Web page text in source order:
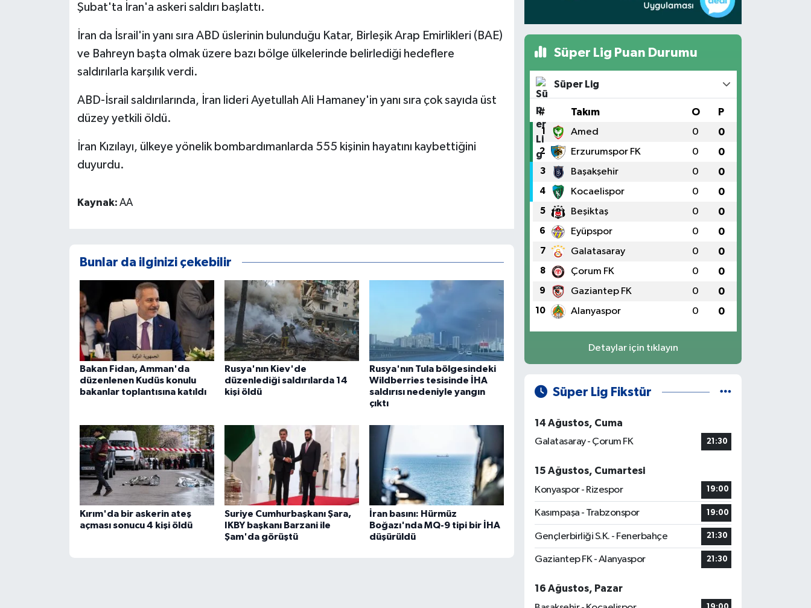
Şubat'ta İran'a askeri saldırı başlattı.
İran da İsrail'in yanı sıra ABD üslerinin bulunduğu Katar, Birleşik Arap Emirlikleri (BAE)
ve Bahreyn başta olmak üzere bazı bölge ülkelerinde belirlediği hedeflere
saldırılarla karşılık verdi.
ABD-İsrail saldırılarında, İran lideri Ayetullah Ali Hamaney'in yanı sıra çok sayıda üst
düzey yetkili öldü.
İran Kızılayı, ülkeye yönelik bombardımanlarda 555 kişinin hayatını kaybettiğini
duyurdu.
Kaynak: AA
Bunlar da ilginizi çekebilir
Bakan Fidan, Amman'da
düzenlenen Kudüs konulu
bakanlar toplantısına katıldı
Rusya'nın Kiev'de
düzenlediği saldırılarda 14
kişi öldü
Rusya'nın Tula bölgesindeki
Wildberries tesisinde İHA
saldırısı nedeniyle yangın
çıktı
Kırım'da bir askerin ateş
açması sonucu 4 kişi öldü
Suriye Cumhurbaşkanı Şara,
IKBY başkanı Barzani ile
Şam'da görüştü
İran basını: Hürmüz
Boğazı'nda MQ-9 tipi bir İHA
düşürüldü
Süper Lig Puan Durumu
Süper Lig
# Takım O P
1 Amed 0 0
2 Erzurumspor FK 0 0
3 Başakşehir 0 0
4 Kocaelispor 0 0
5 Beşiktaş 0 0
6 Eyüpspor 0 0
7 Galatasaray 0 0
8 Çorum FK 0 0
9 Gaziantep FK 0 0
10 Alanyaspor 0 0
Detaylar için tıklayın
Süper Lig Fikstür
14 Ağustos, Cuma
Galatasaray - Çorum FK
21:30
15 Ağustos, Cumartesi
Konyaspor - Rizespor
19:00
Kasımpaşa - Trabzonspor 19:00
Gençlerbirliği S.K. - Fenerbahçe 21:30
Gaziantep FK - Alanyaspor 21:30
16 Ağustos, Pazar